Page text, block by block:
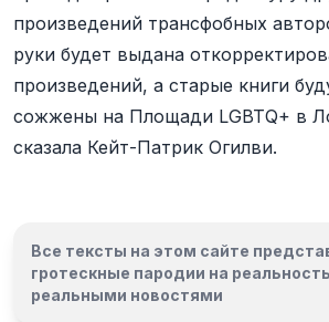
произведений трансфобных
руки будет выдана
произведений, а старые книги
сожжены на Площади LGBTQ+ в
сказала Кейт-Патрик Огилви.
Все тексты на этом сайте
гротескные пародии на
реальными новостями